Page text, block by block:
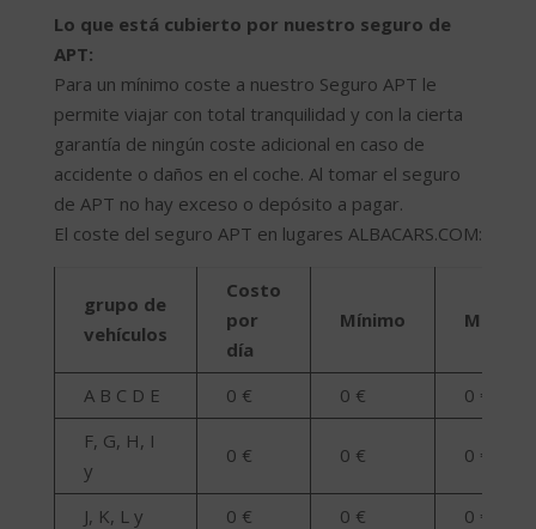
Lo que está cubierto por nuestro seguro de
APT:
Para un mínimo coste a nuestro Seguro APT le
permite viajar con total tranquilidad y con la cierta
garantía de ningún coste adicional en caso de
accidente o daños en el coche. Al tomar el seguro
de APT no hay exceso o depósito a pagar.
El coste del seguro APT en lugares ALBACARS.COM:
grupo de
vehículos
Costo
por
día
Mínimo Máximo
A B C D E 0 € 0 €
0 €
F, G, H, I
y
0 € 0 € 0 €
J, K, L y 0 € 0 € 0 €